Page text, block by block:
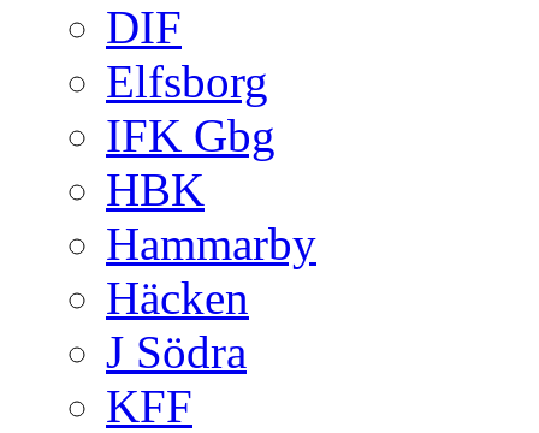
DIF
Elfsborg
IFK Gbg
HBK
Hammarby
Häcken
J Södra
KFF